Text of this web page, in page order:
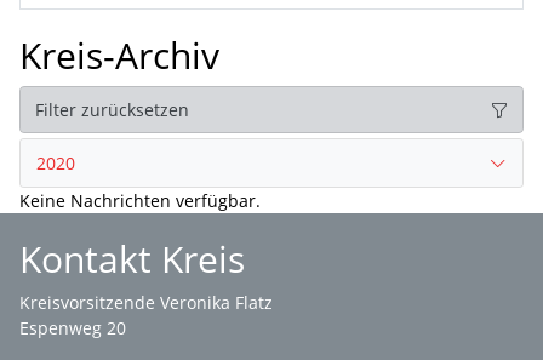
Kreis-Archiv
Filter zurücksetzen
2020
Keine Nachrichten verfügbar.
Kontakt Kreis
Kreisvorsitzende Veronika Flatz
Espenweg 20